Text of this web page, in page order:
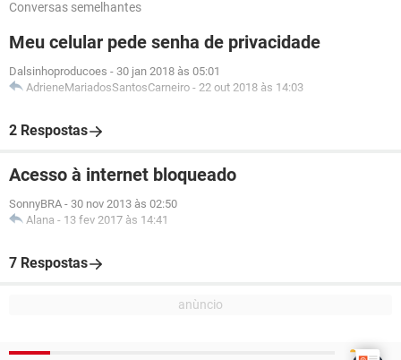
Conversas semelhantes
Meu celular pede senha de privacidade
Dalsinhoproducoes - 30 jan 2018 às 05:01
AdrieneMariadosSantosCarneiro - 22 out 2018 às 14:03
2 Respostas
Acesso à internet bloqueado
SonnyBRA - 30 nov 2013 às 02:50
Alana - 13 fev 2017 às 14:41
7 Respostas